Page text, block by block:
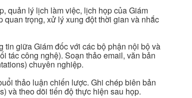
quản lý lịch làm việc, lịch họp của Giám
trọng, xử lý xung đột thời gian và nhắc
giữa Giám đốc với các bộ phận nội bộ và
tác công nghệ). Soạn thảo email, văn bản
chuyên nghiệp.
thảo luận chiến lược. Ghi chép biên bản
và theo dõi tiến độ thực hiện sau họp.